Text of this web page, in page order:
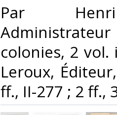
‎Par
colonies, 2 vol.
Leroux,
ff., II-277 ; 2 ff.,